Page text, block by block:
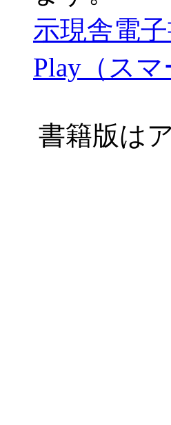
示現舎電
Play（ス
書籍版は